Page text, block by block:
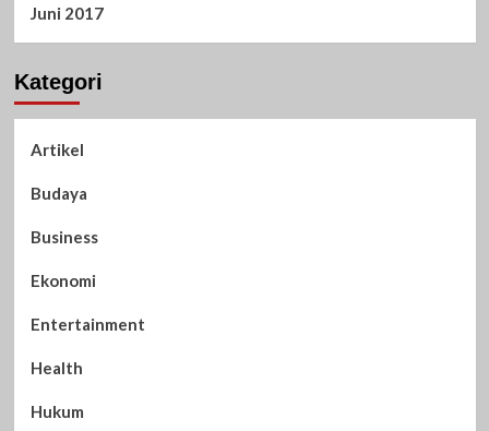
Juni 2017
Kategori
Artikel
Budaya
Business
Ekonomi
Entertainment
Health
Hukum